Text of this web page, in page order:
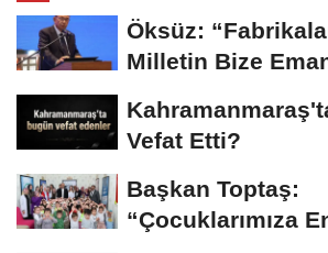
Öksüz:
Milletin Bize
Vefat Etti?
Başkan Toptaş:
“Çocuklarımıza